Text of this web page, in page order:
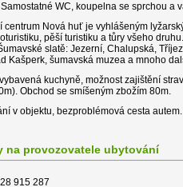
Samostatné WC, koupelna se sprchou a
centrum Nová huť je vyhlášeným
pěší turistiku a tůry všeho
slatě: Jezerní, Chalupská,
Kašperk, šumavská muzea a mnoho
kuchyně, možnost zajištění
Obchod se smíšeným zbožím 80m.
v objektu, bezproblémová cesta
na provozovatele ubytování
915 287